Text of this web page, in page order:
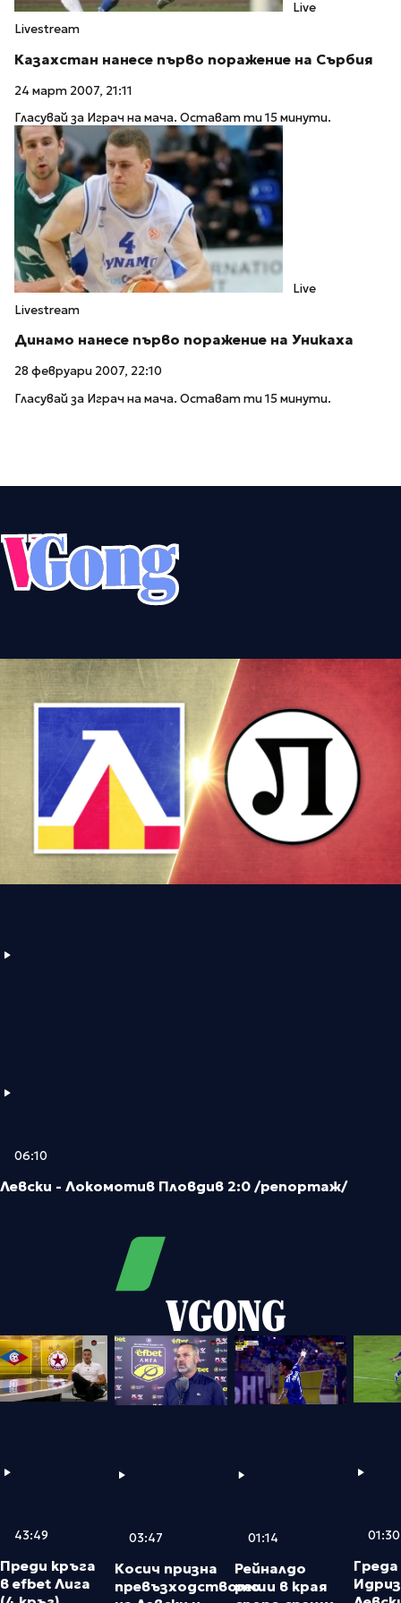
Live
Livestream
Казахстан нанесе първо поражение на Сърбия
24 март 2007, 21:11
Гласувай за Играч на мача. Остават ти 15 минути.
Live
Livestream
Динамо нанесе първо поражение на Уникаха
28 февруари 2007, 22:10
Гласувай за Играч на мача. Остават ти 15 минути.
06:10
Левски - Локомотив Пловдив 2:0 /репортаж/
VGONG
43:49
Преди кръга
в efbet Лига
03:47
Косич призна
превъзходството
01:14
Рейналдо
реши в края
01:30